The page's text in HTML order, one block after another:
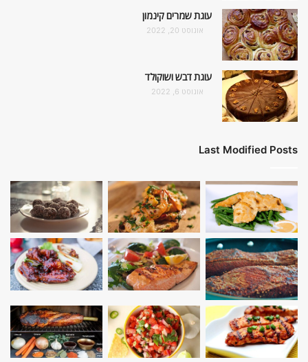
עוגת שמרים קינמון
אוגוסט 20, 2022
עוגת דבש ושוקולד
אוגוסט 6, 2022
Last Modified Posts